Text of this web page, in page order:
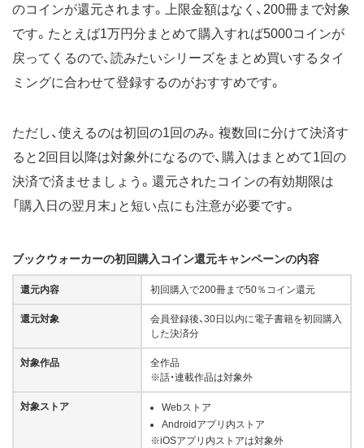
のコインが還元されます。上限金額はなく、200冊まで対象
です。たとえば1万円分まとめて購入すれば5000コインが
戻ってくるので、読みたいシリーズをまとめ買いするタイ
ミングに合わせて登録するのがおすすめです。
ただし、使えるのは初回の1回のみ。複数回に分けて決済す
ると2回目以降は対象外になるので、購入はまとめて1回の
決済で済ませましょう。還元されたコインの有効期限は
「購入日の翌月末」と短い点にも注意が必要です。
ブックウォーカーの初回購入コイン還元キャンペーンの内容
還元内容 初回購入で200冊まで50％コイン還元
還元対象
会員登録後、30日以内に電子書籍を初回購入
した決済分
対象作品
全作品
※話・連載作品は対象外
対象ストア
Webストア
Androidアプリ内ストア
※iOSアプリ内ストアは対象外